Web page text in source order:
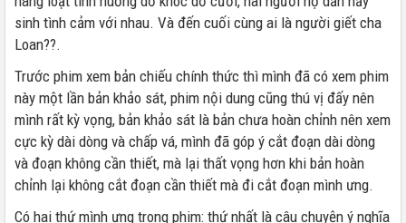
sinh tình cảm với nhau. Và đến cuối cùng ai là người giết cha
Loan??.
Trước phim xem bản chiếu chính thức thì mình đã có xem phim
này một lần bản khảo sát, phim nội dung cũng thú vị đấy nên
mình rất kỳ vọng, bản khảo sát là bản chưa hoàn chỉnh nên xem
cực kỳ dài dòng và chấp vá, mình đã góp ý cắt đoạn dài dòng
và đoạn không cần thiết, mà lại thất vọng hơn khi bản hoàn
chỉnh lại không cắt đoạn cần thiết mà đi cắt đoạn mình ưng.
Có hai thứ mình ưng trong phim: thứ nhất là câu chuyện ý nghĩa